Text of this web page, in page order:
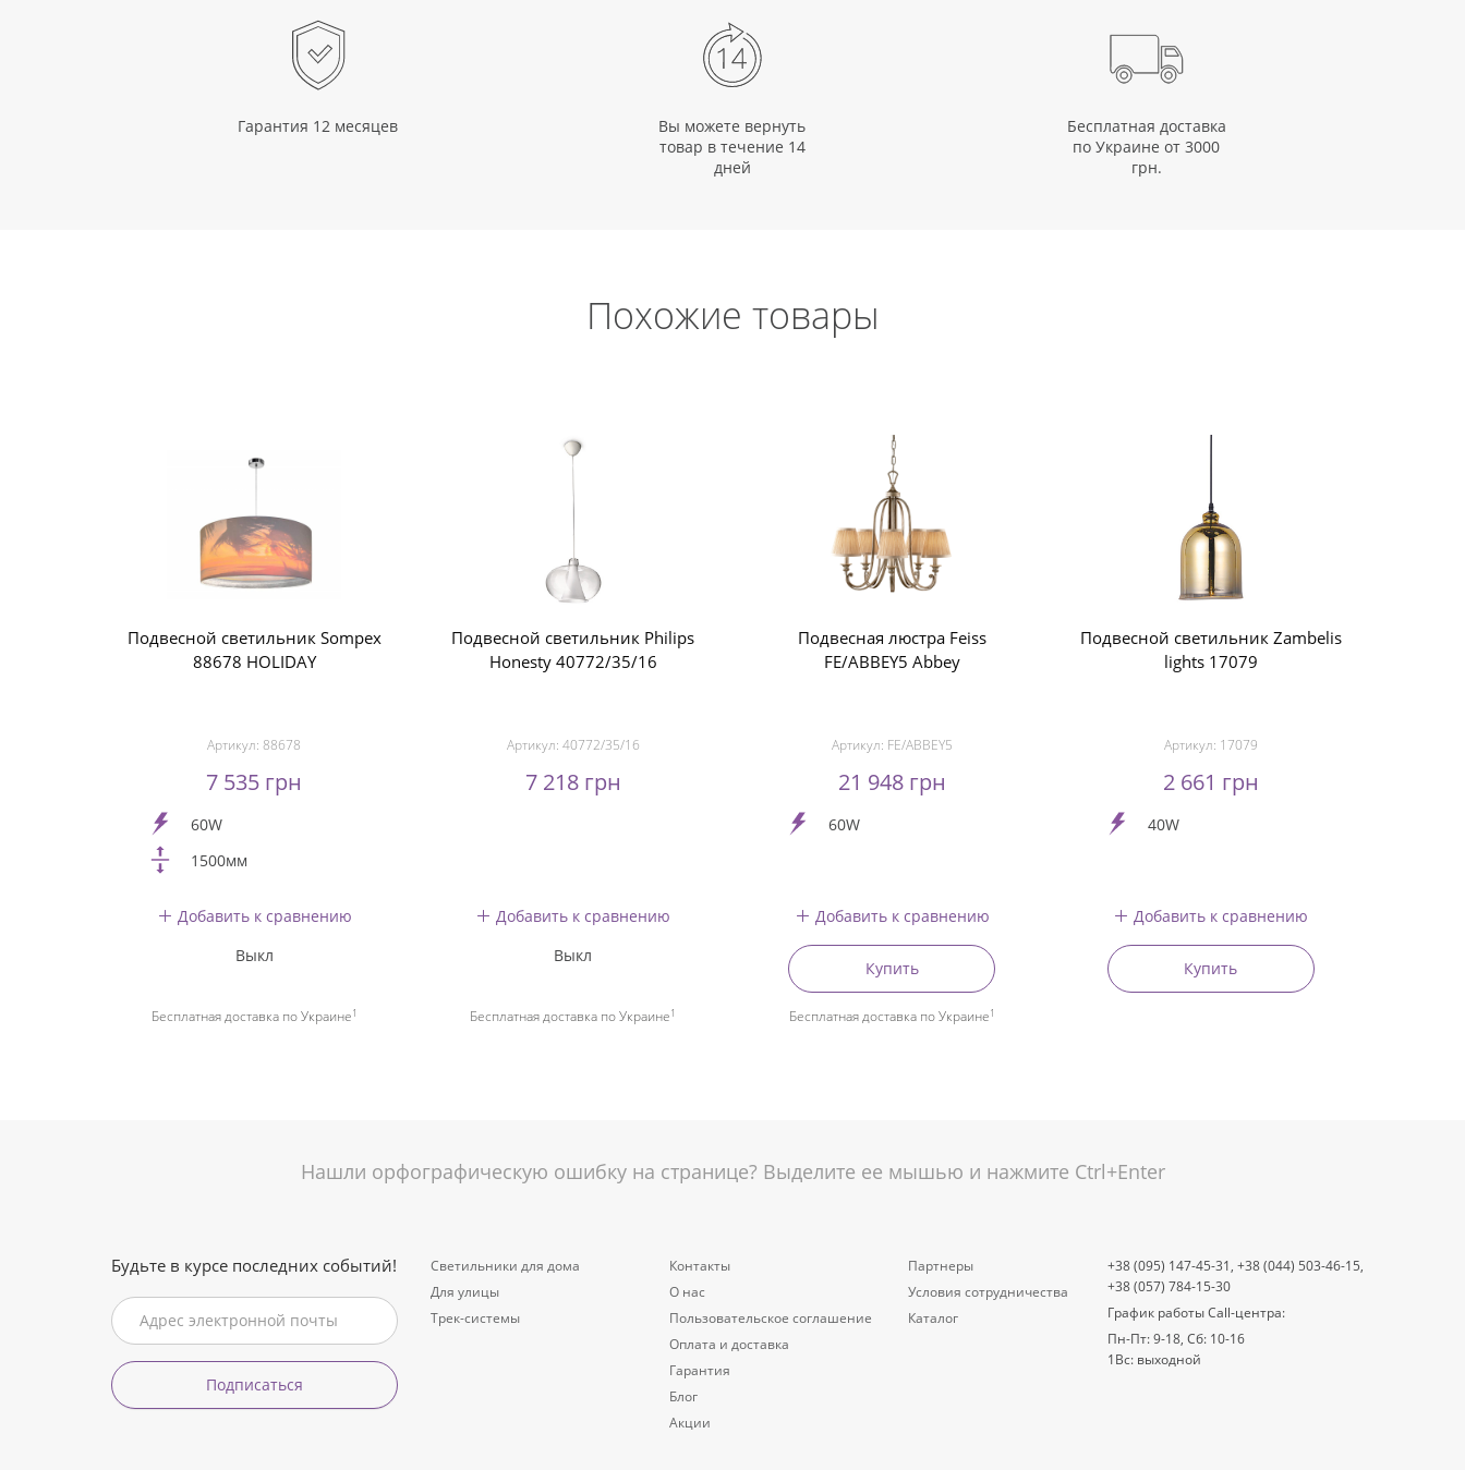
Гарантия 12 месяцев
Вы можете вернуть
товар в течение 14
дней
Бесплатная доставка
по Украине от 3000
грн.
Похожие товары
Подвесной светильник Sompex
88678 HOLIDAY
Артикул:88678
7 535 грн
60W
1500мм
Добавить к сравнению
Выкл
Бесплатная доставка по Украине1
Подвесной светильник Philips
Honesty 40772/35/16
Артикул: 40772/35/16
7 218 грн
Добавить к сравнению
Выкл
Бесплатная доставка по Украине1
Подвесная люстра Feiss
FE/ABBEY5 Abbey
Артикул: FE/ABBEY5
21 948 грн
60W
Добавить к сравнению
Купить
Бесплатная доставка по Украине1
Подвесной светильник Zambelis
lights 17079
Артикул: 17079
2 661 грн
40W
Добавить к сравнению
Купить
Нашли орфографическую ошибку на странице? Выделите ее мышью и нажмите Ctrl+Enter
Будьте в курсе последних событий!
Подписаться
Светильники для дома
Для улицы
Трек-системы
Контакты
О нас
Пользовательское соглашение
Оплата и доставка
Гарантия
Блог
Акции
Партнеры
Условия сотрудничества
Каталог
+38 (095) 147-45-31, +38 (044) 503-46-15,
+38 (057) 784-15-30
График работы Call-центра:
Пн-Пт: 9-18, Сб: 10-16
1Вс: выходной